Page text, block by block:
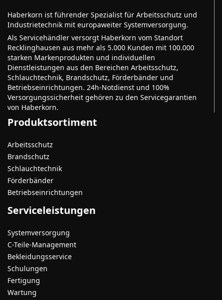
Haberkorn ist führender Spezialist für Arbeitsschutz und
Industrietechnik mit europaweiter Systemversorgung.
Als Servicehändler versorgt Haberkorn vom Standort
Recklinghausen aus mehr als 5.000 Kunden mit 100.000
starken Markenprodukten und individuellen
Dienstleistungen aus den Bereichen Arbeitsschutz,
Schlauchtechnik, Brandschutz, Förderbänder und
Betriebseinrichtungen. 24h-Notdienst und 100%
Versorgungssicherheit gehören zu den Servicegarantien
von Haberkorn.
Produktsortiment
Arbeitsschutz
Brandschutz
Schlauchtechnik
Förderbänder
Betriebseinrichtungen
Serviceleistungen
Systemversorgung
C-Teile-Management
Bekleidungsservice
Schulungen
Fertigung
Wartung